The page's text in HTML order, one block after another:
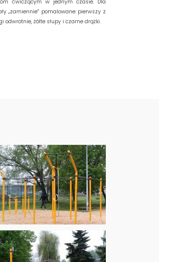
ćwiczącym w jednym czasie. Dla
„zamiennie” pomalowane: pierwszy z
odwrotnie, żółte słupy i czarne drążki.